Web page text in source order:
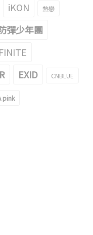
iKON 熱戀
彈少年團
EXID CNBLUE
pink